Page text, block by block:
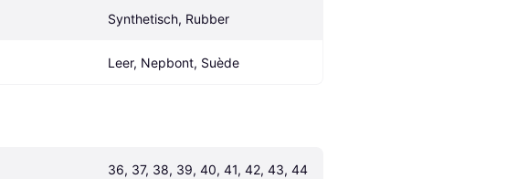
Synthetisch, Rubber
Leer, Nepbont, Suède
36, 37, 38, 39, 40, 41, 42, 43, 44